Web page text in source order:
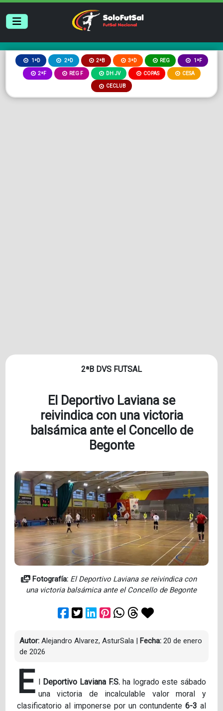
1ªD 2ªD 2ªB 3ªD REG 1ªF
2ªF REG F DH JV COPAS CESA
CECLUB
2ªB DVS FUTSAL
El Deportivo Laviana se
reivindica con una victoria
balsámica ante el Concello de
Begonte
Fotografía: El Deportivo Laviana se reivindica con
una victoria balsámica ante el Concello de Begonte
Autor: Alejandro Alvarez, AsturSala | Fecha: 20 de enero
de 2026
E l Deportivo Laviana F.S.ha logrado este sábado
una victoria de incalculable valor moral y
clasificatorio al imponerse por un contundente 6-3 al